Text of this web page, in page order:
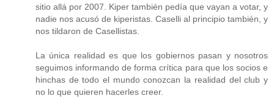
sitio allá por 2007. Kiper también pedía que vayan a votar, y
nadie nos acusó de kiperistas. Caselli al principio también, y
nos tildaron de Casellistas.
La única realidad es que los gobiernos pasan y nosotros
seguimos informando de forma crítica para que los socios e
hinchas de todo el mundo conozcan la realidad del club y
no lo que quieren hacerles creer.